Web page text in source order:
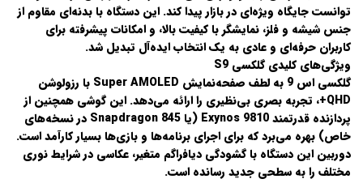
توانست جایگاه ویژه‌ای در بازار پیدا کند. این دستگاه با بدنه‌ای مقاوم از
جنس شیشه و فلز، نمایشگر با کیفیت بالا، و امکانات پیشرفته برای
کاربران حرفه‌ای و عادی به یک انتخاب ایده‌آل تبدیل شد.
ویژگی‌های کلیدی گلکسی S9
گلکسی اس 9 به لطف صفحه‌نمایش Super AMOLED با رزولوشن
QHD+، تجربه بصری بی‌نظیری را ارائه می‌دهد. این گوشی همچنین از
پردازنده قدرتمند Exynos 9810 (یا Snapdragon 845 در نسخه‌های
خاص) بهره می‌برد که برای اجرای برنامه‌ها و بازی‌ها بسیار کارآمد است.
دوربین این دستگاه با گشودگی دیافراگم متغیر، عکاسی در شرایط نوری
مختلف را به سطحی جدید رسانده است.